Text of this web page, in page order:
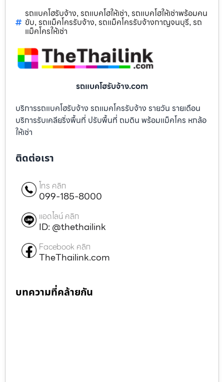
รถแบคโฮรับจ้าง, รถแบคโฮให้เช่า, รถแบคโฮให้เช่าพร้อมคน
ขับ, รถแม็คโครรับจ้าง, รถแม็คโครรับจ้างกาญจนบุรี, รถ
แม็คโครให้เช่า
รถแบคโฮรับจ้าง.com
บริการรถแบคโฮรับจ้าง รถแมคโครรับจ้าง รายวัน รายเดือน
บริการรับเคลียริ่งพื้นที่ ปรับพื้นที่ ถมดิน พร้อมแม็คโคร หกล้อ
ให้เช่า
ติดต่อเรา
โทร คลิก
099-185-8000
แอดไลน์ คลิก
ID: @thethailink
Facebook คลิก
TheThailink.com
บทความที่คล้ายกัน